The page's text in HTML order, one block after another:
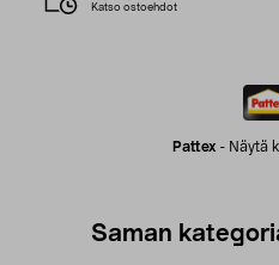
Pattex- Näytä
Katso ostoehdot
Saman